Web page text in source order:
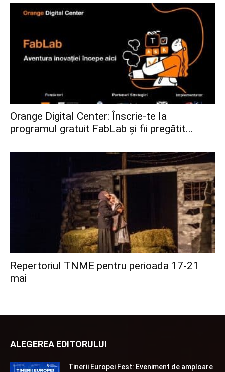
Orange Digital Center: Înscrie-te la
programul gratuit FabLab și fii pregătit...
Repertoriul TNME pentru perioada 17-21
mai
ALEGEREA EDITORULUI
Tinerii Europei Fest: Eveniment de amploare